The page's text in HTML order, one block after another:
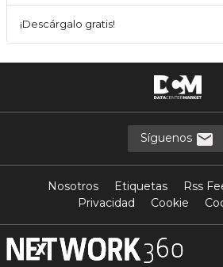
¡Descárgalo gratis!
Síguenos
Nosotros Etiquetas Rss
Privacidad
Cookie